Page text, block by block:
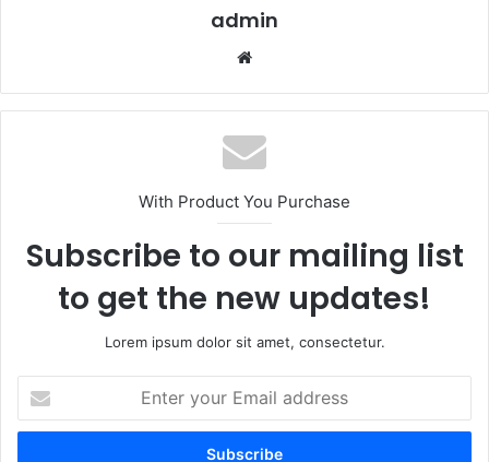
admin
With Product You Purchase
Subscribe to our mailing list
to get the new updates!
Lorem ipsum dolor sit amet, consectetur.
your
Email